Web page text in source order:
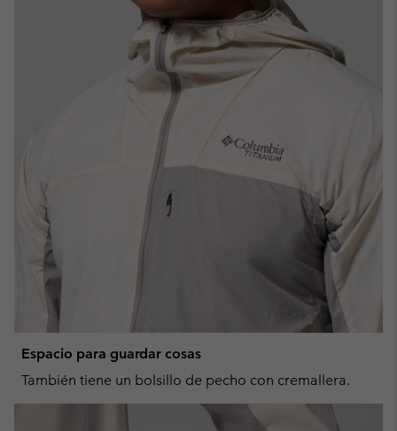
Espacio para guardar cosas
También tiene un bolsillo de pecho con cremallera.